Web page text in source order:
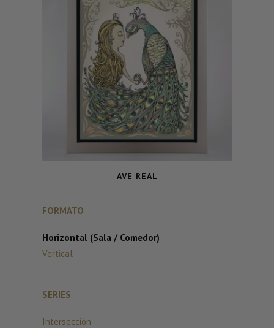
AVE REAL
FORMATO
Horizontal (Sala / Comedor)
Vertical
SERIES
Intersección